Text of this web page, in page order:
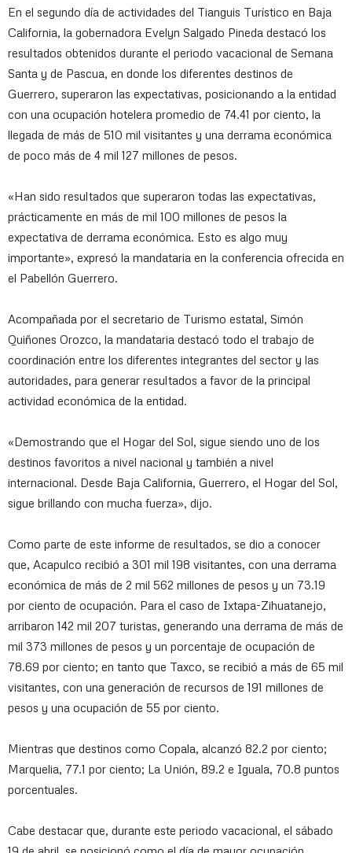
En el segundo día de actividades del Tianguis Turístico en Baja
California, la gobernadora Evelyn Salgado Pineda destacó los
resultados obtenidos durante el periodo vacacional de Semana
Santa y de Pascua, en donde los diferentes destinos de
Guerrero, superaron las expectativas, posicionando a la entidad
con una ocupación hotelera promedio de 74.41 por ciento, la
llegada de más de 510 mil visitantes y una derrama económica
de poco más de 4 mil 127 millones de pesos.
«Han sido resultados que superaron todas las expectativas,
prácticamente en más de mil 100 millones de pesos la
expectativa de derrama económica. Esto es algo muy
importante», expresó la mandataria en la conferencia ofrecida en
el Pabellón Guerrero.
Acompañada por el secretario de Turismo estatal, Simón
Quiñones Orozco, la mandataria destacó todo el trabajo de
coordinación entre los diferentes integrantes del sector y las
autoridades, para generar resultados a favor de la principal
actividad económica de la entidad.
«Demostrando que el Hogar del Sol, sigue siendo uno de los
destinos favoritos a nivel nacional y también a nivel
internacional. Desde Baja California, Guerrero, el Hogar del Sol,
sigue brillando con mucha fuerza», dijo.
Como parte de este informe de resultados, se dio a conocer
que, Acapulco recibió a 301 mil 198 visitantes, con una derrama
económica de más de 2 mil 562 millones de pesos y un 73.19
por ciento de ocupación. Para el caso de Ixtapa-Zihuatanejo,
arribaron 142 mil 207 turistas, generando una derrama de más de
mil 373 millones de pesos y un porcentaje de ocupación de
78.69 por ciento; en tanto que Taxco, se recibió a más de 65 mil
visitantes, con una generación de recursos de 191 millones de
pesos y una ocupación de 55 por ciento.
Mientras que destinos como Copala, alcanzó 82.2 por ciento;
Marquelia, 77.1 por ciento; La Unión, 89.2 e Iguala, 70.8 puntos
porcentuales.
Cabe destacar que, durante este periodo vacacional, el sábado